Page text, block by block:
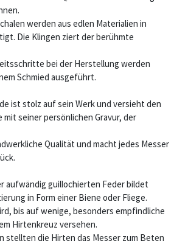
werden aus edlen Materialien in
Die Klingen ziert der berühmte
bei der Herstellung werden
Schmied ausgeführt.
ist stolz auf sein Werk und versieht den
mit seiner persönlichen Gravur, der
Qualität und macht jedes Messer
aufwändig guillochierten Feder bildet
in Form einer Biene oder Fliege.
bis auf wenige, besonders empfindliche
Hirtenkreuz versehen.
stellten die Hirten das Messer zum Beten